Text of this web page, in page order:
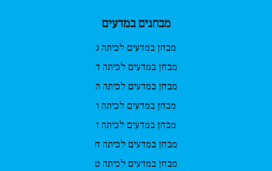
מבחנים במדעים
מבחן במדעים לכיתה ג
מבחן במדעים לכיתה ד
מבחן במדעים לכיתה ה
מבחן במדעים לכיתה ו
מבחן במדעים לכיתה ז
מבחן במדעים לכיתה ח
מבחן במדעים לכיתה ט